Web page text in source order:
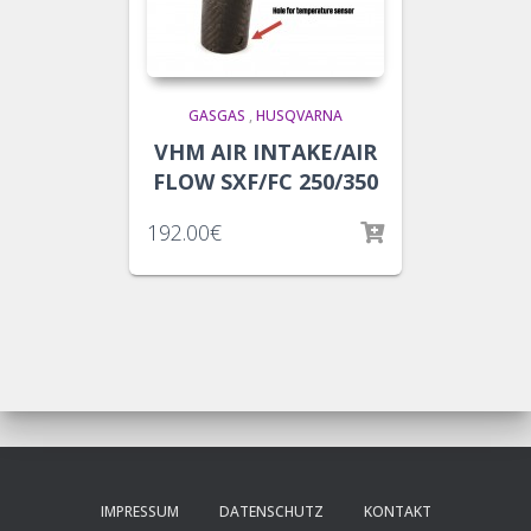
GASGAS , HUSQVARNA
VHM AIR INTAKE/AIR
FLOW SXF/FC 250/350
192.00€
IMPRESSUM DATENSCHUTZ KONTAKT